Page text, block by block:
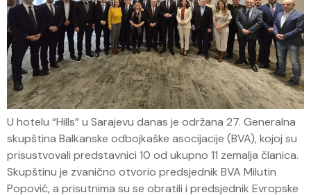
U hotelu “Hills” u Sarajevu danas je održana 27. Generalna
skupština Balkanske odbojkaške asocijacije (BVA), kojoj su
prisustvovali predstavnici 10 od ukupno 11 zemalja članica.
Skupštinu je zvanično otvorio predsjednik BVA Milutin
Popović, a prisutnima su se obratili i predsjednik Evropske